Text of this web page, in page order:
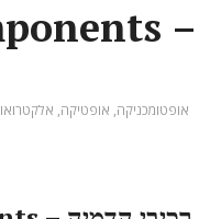
–
אופטומכניקה, אופטיקה,